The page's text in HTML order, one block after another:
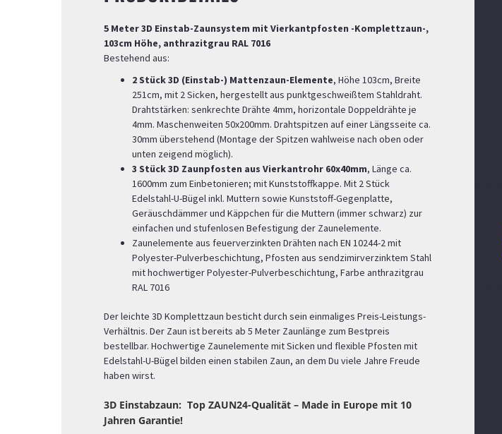
5 Meter 3D Einstab-Zaunsystem mit Vierkantpfosten -Komplettzaun-,
103cm Höhe, anthrazitgrau RAL 7016
Bestehend aus:
2 Stück 3D (Einstab-) Mattenzaun-Elemente, Höhe 103cm, Breite
251cm, mit 2 Sicken, hergestellt aus punktgeschweißtem Stahldraht.
Drahtstärken: senkrechte Drähte 4mm, horizontale Doppeldrähte je
4mm. Maschenweiten 50x200mm. Drahtspitzen auf einer Längsseite ca.
30mm überstehend (Montage der Spitzen wahlweise nach oben oder
unten zeigend möglich).
3 Stück 3D Zaunpfosten aus Vierkantrohr 60x40mm, Länge ca.
1600mm zum Einbetonieren; mit Kunststoffkappe. Mit 2 Stück
Edelstahl-U-Bügel inkl. Muttern sowie Kunststoff-Gegenplatte,
Geräuschdämmer und Käppchen für die Muttern (immer schwarz) zur
einfachen und stufenlosen Befestigung der Zaunelemente.
Zaunelemente aus feuerverzinkten Drähten nach EN 10244-2 mit
Polyester-Pulverbeschichtung, Pfosten aus sendzimirverzinktem Stahl
mit hochwertiger Polyester-Pulverbeschichtung, Farbe anthrazitgrau
RAL 7016
Der leichte 3D Komplettzaun besticht durch sein einmaliges Preis-Leistungs-
Verhältnis. Der Zaun ist bereits ab 5 Meter Zaunlänge zum Bestpreis
bestellbar. Hochwertige Zaunelemente mit Sicken und flexible Pfosten mit
Edelstahl-U-Bügel bilden einen stabilen Zaun, an dem Du viele Jahre Freude
haben wirst.
3D Einstabzaun: Top ZAUN24-Qualität – Made in Europe mit 10
Jahren Garantie!